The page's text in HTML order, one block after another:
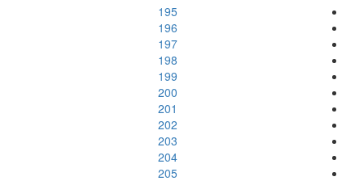
195
196
197
198
199
200
201
202
203
204
205